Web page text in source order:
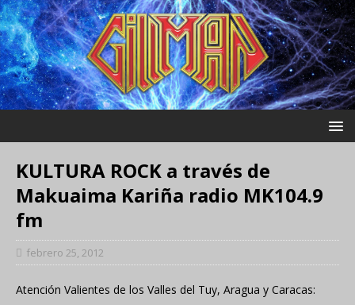
KULTURA ROCK a través de
Makuaima Kariña radio MK104.9
fm
febrero 25, 2012
Atención Valientes de los Valles del Tuy, Aragua y Caracas: